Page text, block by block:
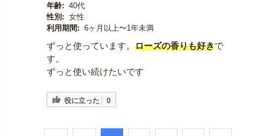
年齢: 40代
性別: 女性
利用期間: 6ヶ月以上〜1年未満
ずっと使っています。 ローズの香りも好きで
す。
ずっと使い続けたいです
役に立った 0